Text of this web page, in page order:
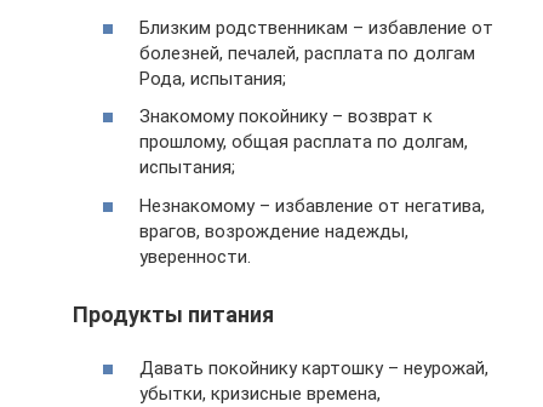
Близким родственникам – избавление от
болезней, печалей, расплата по долгам
Рода, испытания;
Знакомому покойнику – возврат к
прошлому, общая расплата по долгам,
испытания;
Незнакомому – избавление от негатива,
врагов, возрождение надежды,
уверенности.
Продукты питания
Давать покойнику картошку – неурожай,
убытки, кризисные времена,